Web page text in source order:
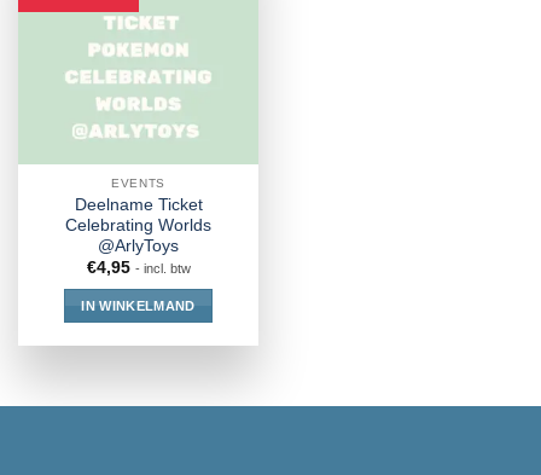
EVENTS
Deelname Ticket
Celebrating Worlds
@ArlyToys
€4,95 - incl. btw
IN WINKELMAND